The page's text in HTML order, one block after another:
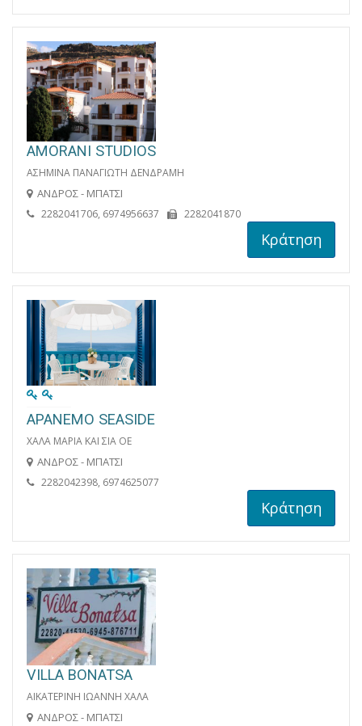
AMORANI STUDIOS
ΑΣΗΜΙΝΑ ΠΑΝΑΓΙΩΤΗ ΔΕΝΔΡΑΜΗ
ΑΝΔΡΟΣ - ΜΠΑΤΣΙ
2282041706, 6974956637 2282041870
Κράτηση
APANEMO SEASIDE
ΧΑΛΑ ΜΑΡΙΑ ΚΑΙ ΣΙΑ ΟΕ
ΑΝΔΡΟΣ - ΜΠΑΤΣΙ
2282042398, 6974625077
Κράτηση
VILLA BONATSA
ΑΙΚΑΤΕΡΙΝΗ ΙΩΑΝΝΗ ΧΑΛΑ
ΑΝΔΡΟΣ - ΜΠΑΤΣΙ